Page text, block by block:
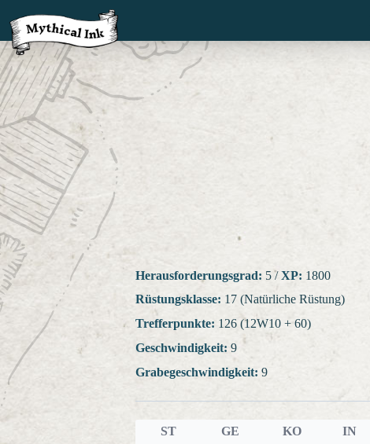
Herausforderungsgrad: 5/ XP: 1800
Rüstungsklasse: 17 (Natürliche Rüstung)
Trefferpunkte: 126 (12W10 + 60)
Geschwindigkeit: 9
Grabegeschwindigkeit: 9
ST GE KO IN